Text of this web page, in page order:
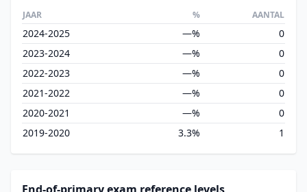
JAAR % AANTAL
2024-2025 —%
0
2023-2024
—%
0
2022-2023
—%
0
2021-2022
—%
0
2020-2021
—%
0
2019-2020
3.3% 1